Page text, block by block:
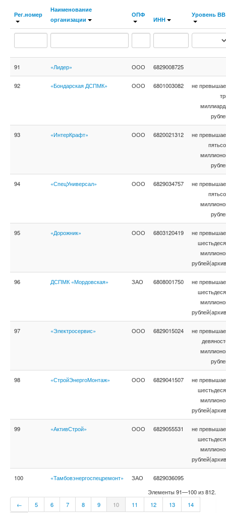
Рег.номер
Наименование
организации
ОПФ
ИНН
Уровень ВВ
91 «Лидер» ООО 6829008725
92 «Бондарская ДСПМК» ООО 6801003082
не
93 «ИнтерКрафт» ООО 6820021312
не
94 «СпецУниверсал» ООО 6829034757
не
95 «Дорожник» ООО 6803120419
не
96 ДСПМК «Мордовская» ЗАО 6808001750
не
97 «Электросервис» ООО 6829015024
не
98 «СтройЭнергоМонтаж» ООО 6829041507
не
99 «АктивСтрой» ООО 6829055531
не
100 «Тамбовэнергоспецремонт» ЗАО
6829036095
Элементы 91—100 из 812.
←
5 6 7 8 9 10 11 12 13
14